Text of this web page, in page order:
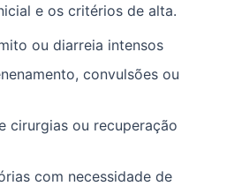
e os critérios de alta.
ou diarreia intensos
convulsões ou
cirurgias ou recuperação
com necessidade de